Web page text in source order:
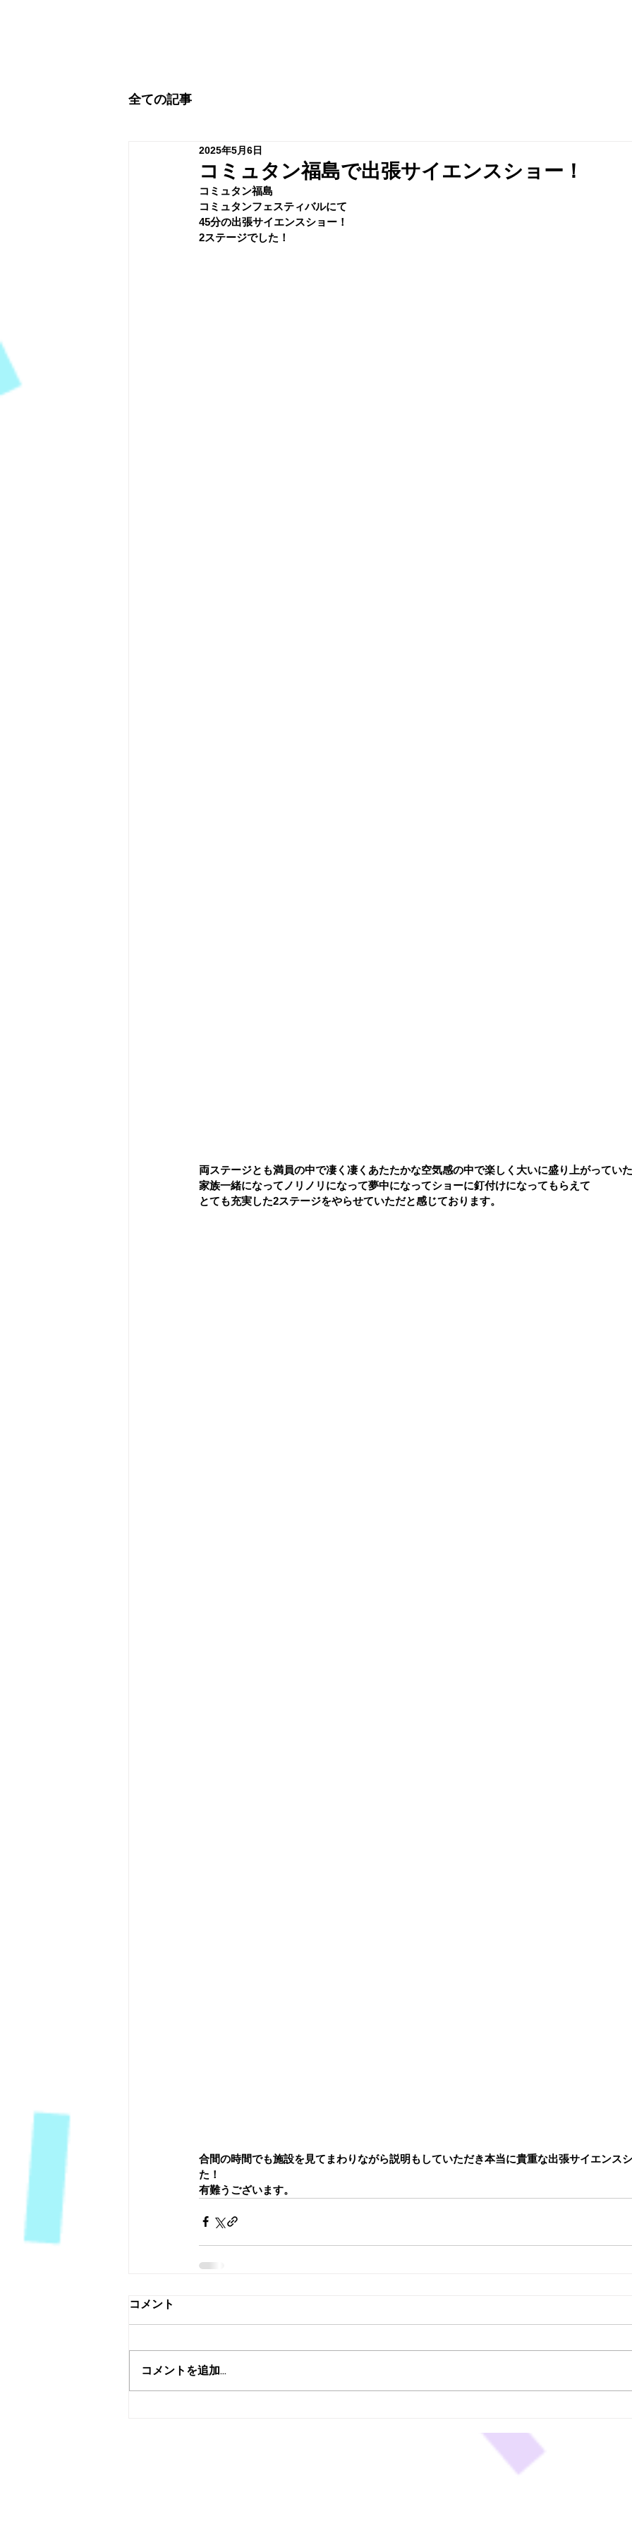
全ての記事
コミュタン福島で出張サイエンスショー！
2025年5月6日
コミュタン福島
コミュタンフェスティバルにて
45分の出張サイエンスショー！
2ステージでした！
両ステージとも満員の中で凄く凄くあたたかな空気感の中で楽しく大いに盛り上がっていた
家族一緒になってノリノリになって夢中になってショーに釘付けになってもらえて
とても充実した2ステージをやらせていただと感じております。
合間の時間でも施設を見てまわりながら説明もしていただき本当に貴重な出張サイエンス
た！
有難うございます。
コメント
コメントを追加…